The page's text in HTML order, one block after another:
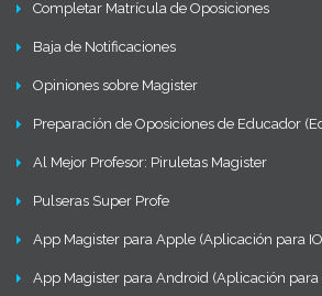
Completar Matrícula de Oposiciones
Baja de Notificaciones
Opiniones sobre Magister
Preparación de Oposiciones de Educador
Al Mejor Profesor: Piruletas Magister
Pulseras Super Profe
App Magister para Apple (Aplicación para
App Magister para Android (Aplicación para